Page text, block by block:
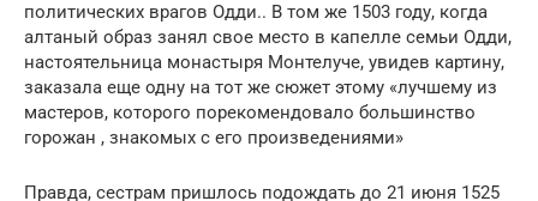
политических врагов Одди.. В том же 1503 году, когда
алтаный образ занял свое место в капелле семьи Одди,
настоятельница монастыря Монтелуче, увидев картину,
заказала еще одну на тот же сюжет этому «лучшему из
мастеров, которого порекомендовало большинство
горожан , знакомых с его произведениями»
Правда, сестрам пришлось подождать до 21 июня 1525